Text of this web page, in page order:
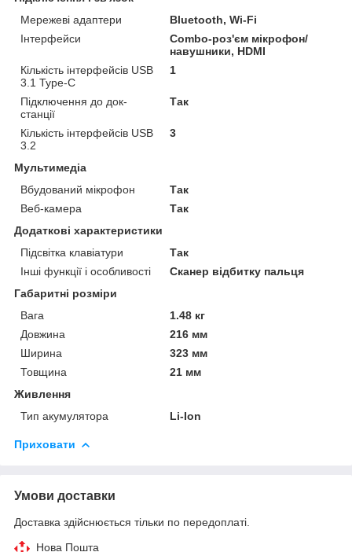
Мережеві адаптери
Bluetooth, Wi-Fi
Інтерфейси
Combo-роз'єм мікрофон/
навушники, HDMI
Кількість інтерфейсів USB
3.1 Type-C
1
Підключення до док-
станції
Так
Кількість інтерфейсів USB
3.2
3
Мультимедіа
Вбудований мікрофон
Так
Веб-камера
Так
Додаткові характеристики
Підсвітка клавіатури
Так
Інші функції і особливості
Сканер відбитку пальця
Габаритні розміри
Вага
1.48 кг
Довжина
216 мм
Ширина
323 мм
Товщина
21 мм
Живлення
Тип акумулятора
Li-Ion
Приховати
Умови доставки
Доставка здійснюється тільки по передоплаті.
Нова Пошта